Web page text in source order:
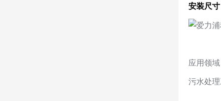
安装尺寸
应用领域
污水处